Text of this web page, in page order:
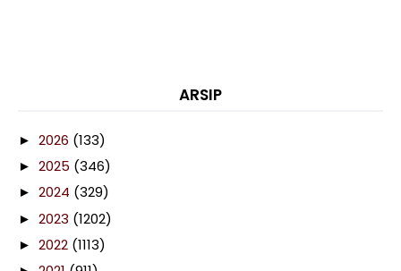
ARSIP
► 2026 (133)
► 2025 (346)
► 2024 (329)
► 2023 (1202)
► 2022 (1113)